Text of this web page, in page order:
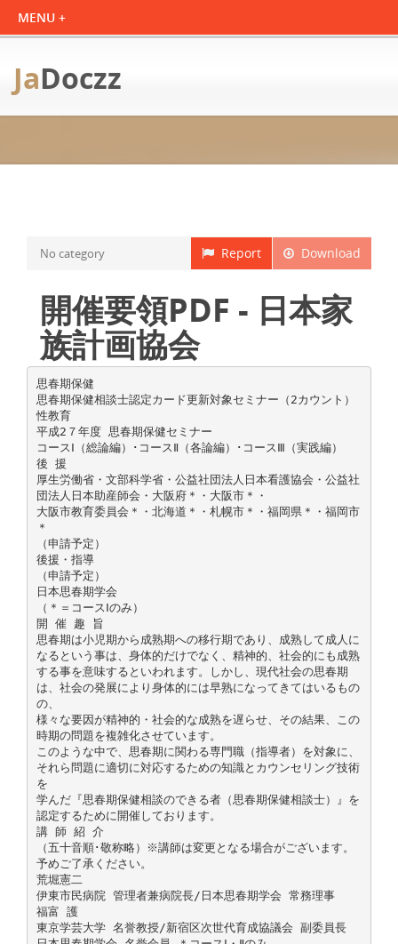
JaDoczz
Download
Report
No category
開催要領PDF - 日本家
族計画協会
思春期保健
思春期保健相談士認定カード更新対象セミナー（2カウント）
性教育
平成2７年度 思春期保健セミナー
コースⅠ（総論編）･コースⅡ（各論編）･コースⅢ（実践編）
後 援
厚生労働省・文部科学省・公益社団法人日本看護協会・公益社
団法人日本助産師会・大阪府＊・大阪市＊・
大阪市教育委員会＊・北海道＊・札幌市＊・福岡県＊・福岡市
＊
（申請予定）
後援・指導
（申請予定）
日本思春期学会
（＊＝コースⅠのみ）
開 催 趣 旨
思春期は小児期から成熟期への移行期であり、成熟して成人に
なるという事は、身体的だけでなく、精神的、社会的にも成熟
する事を意味するといわれます。しかし、現代社会の思春期
は、社会の発展により身体的には早熟になってきてはいるもの
の、
様々な要因が精神的・社会的な成熟を遅らせ、その結果、この
時期の問題を複雑化させています。
このような中で、思春期に関わる専門職（指導者）を対象に、
それら問題に適切に対応するための知識とカウンセリング技術
を
学んだ『思春期保健相談のできる者（思春期保健相談士）』を
認定するために開催しております。
講 師 紹 介
（五十音順･敬称略）※講師は変更となる場合がございます。
予めご了承ください。
荒堀憲二
伊東市民病院 管理者兼病院長/日本思春期学会 常務理事
福富 護
東京学芸大学 名誉教授/新宿区次世代育成協議会 副委員長